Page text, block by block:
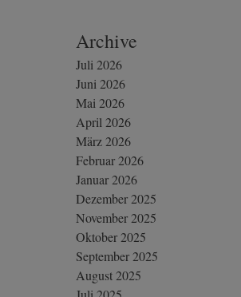
Archive
Juli 2026
Juni 2026
Mai 2026
April 2026
März 2026
Februar 2026
Januar 2026
Dezember 2025
November 2025
Oktober 2025
September 2025
August 2025